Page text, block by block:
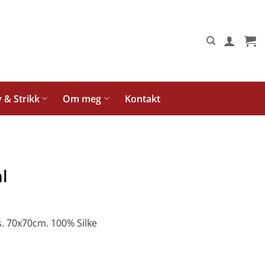
& Strikk Om meg Kontakt
70x70cm. 100% Silke